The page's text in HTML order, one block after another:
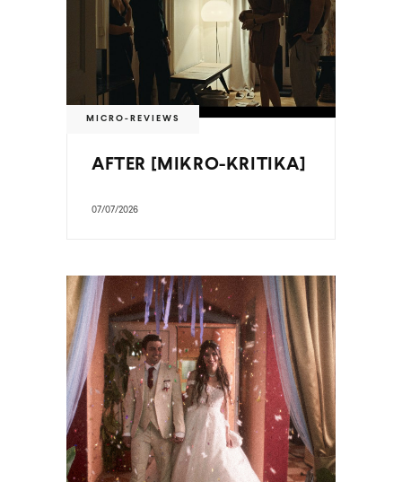
MICRO-REVIEWS
AFTER [MIKRO-KRITIKA]
07/07/2026